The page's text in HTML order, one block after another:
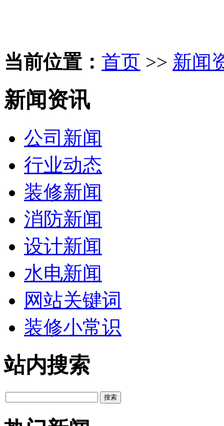
当前位置： 首页 >> 新闻
新闻资讯
公司新闻
行业动态
装修新闻
消防新闻
设计新闻
水电新闻
网站关键词
装修小常识
站内搜索